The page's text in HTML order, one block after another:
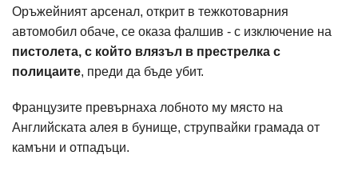
Оръжейният арсенал, открит в тежкотоварния
автомобил обаче, се оказа фалшив - с изключение на
пистолета, с който влязъл в престрелка с
полицаите, преди да бъде убит.
Французите превърнаха лобното му място на
Английската алея в бунище, струпвайки грамада от
камъни и отпадъци.